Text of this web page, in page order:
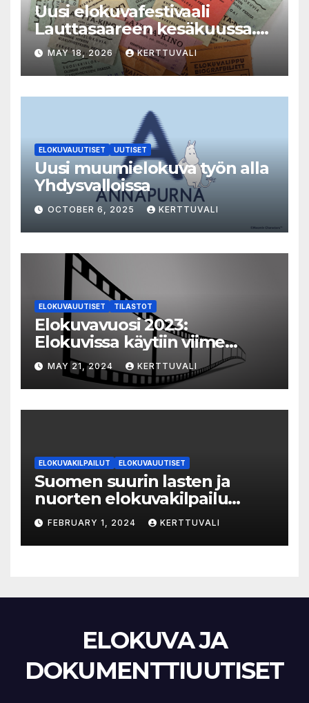
Uusi elokuvafestivaali
Lauttasaareen kesäkuussa.
LAUTTA-KINO esittää kaikki
elokuvat 35mm-filmiltä.
MAY 18, 2026 KERTTUVALI
ELOKUVAUUTISET UUTISET
Uusi muumielokuva työn alla
Yhdysvalloissa
OCTOBER 6, 2025 KERTTUVALI
ELOKUVAUUTISET TILASTOT
Elokuvavuosi 2023:
Elokuvissa käytiin viime
vuonna 7,2 miljoonaa kertaa
ympäri Suomen
MAY 21, 2024 KERTTUVALI
ELOKUVAKILPAILUT ELOKUVAUUTISET
Suomen suurin lasten ja
nuorten elokuvakilpailu
alkaa – suojelijana Aki
Kaurismäki
FEBRUARY 1, 2024 KERTTUVALI
ELOKUVA JA
DOKUMENTTIUUTISET